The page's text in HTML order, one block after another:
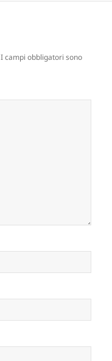
I campi obbligatori sono